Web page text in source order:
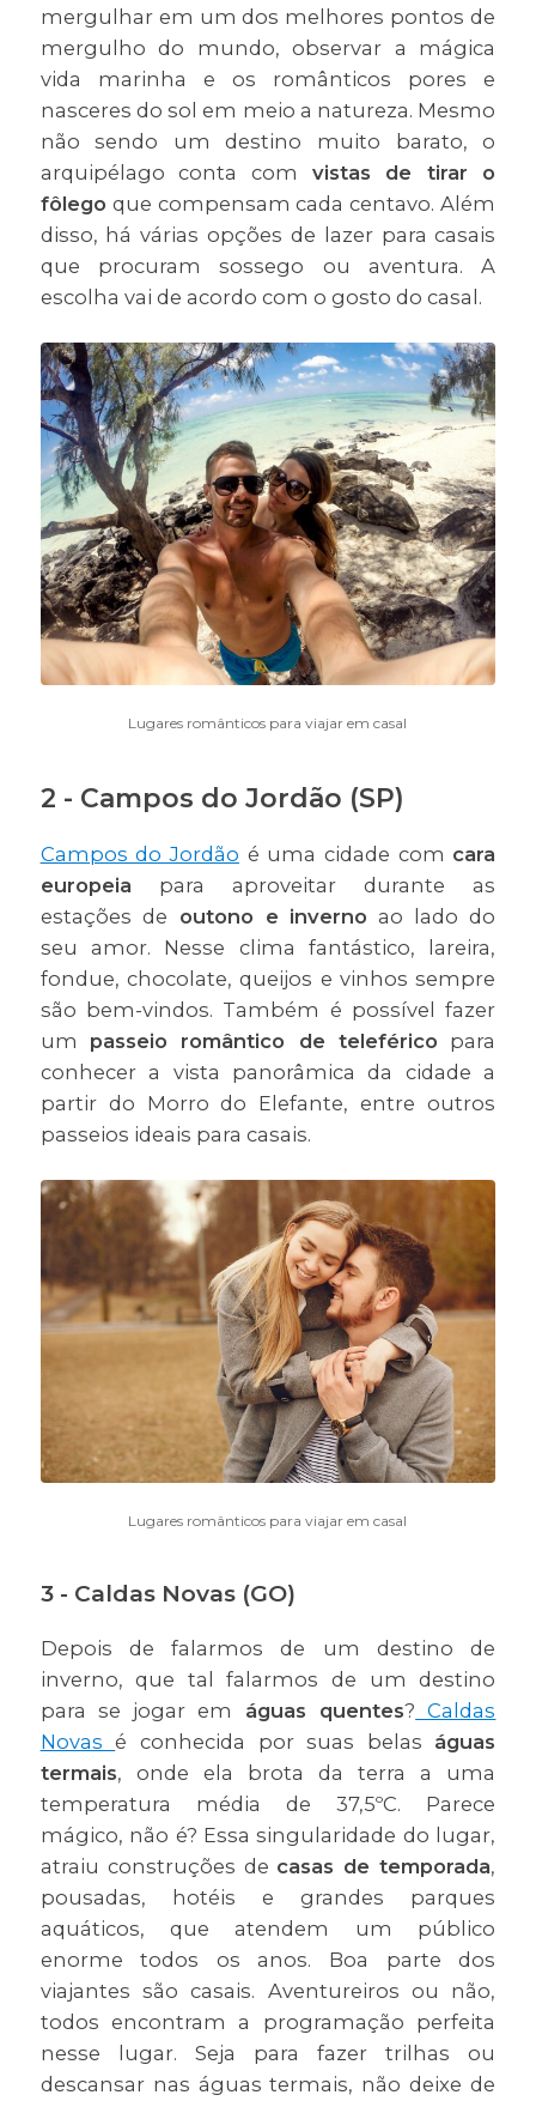
mergulhar em um dos melhores pontos de
mergulho do mundo, observar a mágica
vida marinha e os românticos pores e
nasceres do sol em meio a natureza. Mesmo
não sendo um destino muito barato, o
arquipélago conta com vistas de tirar o
fôlego que compensam cada centavo. Além
disso, há várias opções de lazer para casais
que procuram sossego ou aventura. A
escolha vai de acordo com o gosto do casal.
Lugares românticos para viajar em casal
2 - Campos do Jordão (SP)
Campos do Jordão é uma cidade com cara
europeia para aproveitar durante as
estações de outono e inverno ao lado do
seu amor. Nesse clima fantástico, lareira,
fondue, chocolate, queijos e vinhos sempre
são bem-vindos. Também é possível fazer
um passeio romântico de teleférico para
conhecer a vista panorâmica da cidade a
partir do Morro do Elefante, entre outros
passeios ideais para casais.
Lugares românticos para viajar em casal
3 - Caldas Novas (GO)
Depois de falarmos de um destino de
inverno, que tal falarmos de um destino
para se jogar em águas quentes? Caldas
Novasé conhecida por suas belas águas
termais, onde ela brota da terra a uma
temperatura média de 37,5ºC. Parece
mágico, não é? Essa singularidade do lugar,
atraiu construções de casas de temporada,
pousadas, hotéis e grandes parques
aquáticos, que atendem um público
enorme todos os anos. Boa parte dos
viajantes são casais. Aventureiros ou não,
todos encontram a programação perfeita
nesse lugar. Seja para fazer trilhas ou
descansar nas águas termais, não deixe de